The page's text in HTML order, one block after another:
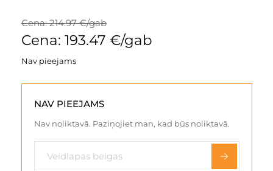
Cena: 214.97 €/gab
Cena: 193.47 €/gab
Nav pieejams
NAV PIEEJAMS
Nav noliktavā. Paziņojiet man, kad būs noliktavā.